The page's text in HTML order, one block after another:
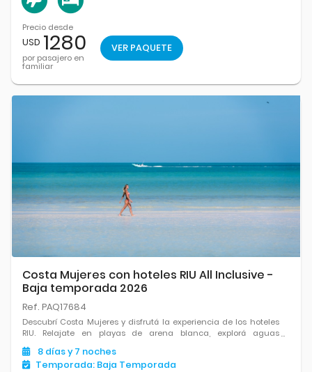
Precio desde
USD 1280
por pasajero en
familiar
VER PAQUETE
Costa Mujeres con hoteles RIU All Inclusive -
Baja temporada 2026
Ref. PAQ17684
Descubrí Costa Mujeres y disfrutá la experiencia de los hoteles
RIU. Relajate en playas de arena blanca, explorá aguas
cristalinas y conectate con la tranquilidad del Caribe
mexicano.
8 díasy 7 noches
Temporada: Baja Temporada